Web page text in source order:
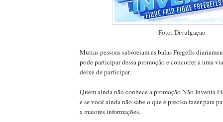
Foto: Divulgação
Muitas pessoas saboreiam as balas Fregells
pode participar dessa promoção e concorrer a uma
deixe de participar.
Quem ainda não conhece a promoção Não Inventa
e se você ainda não sabe o que é preciso fazer para
a maiores informações.